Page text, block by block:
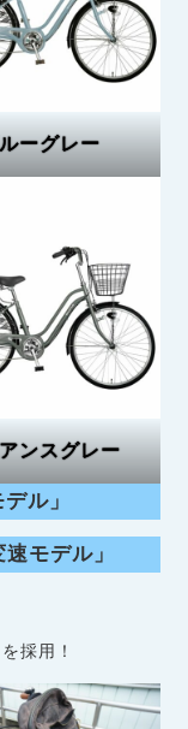
ーグレー
ンスグレー
ル」
速モデル」
採用！